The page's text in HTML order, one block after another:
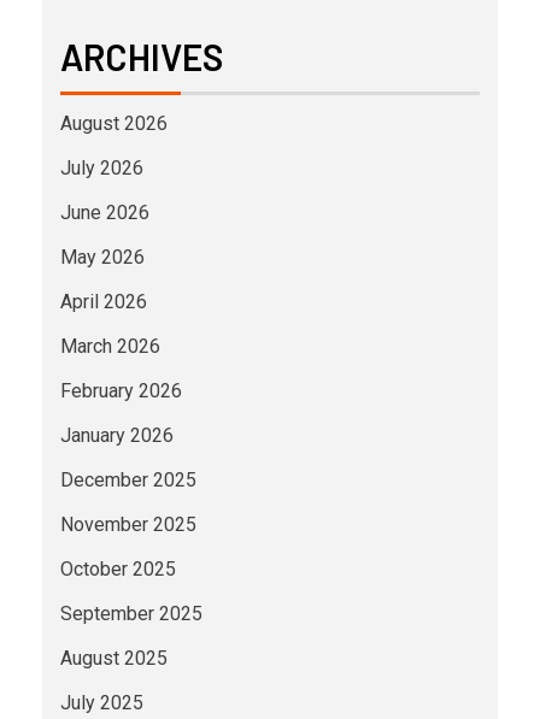
ARCHIVES
August 2026
July 2026
June 2026
May 2026
April 2026
March 2026
February 2026
January 2026
December 2025
November 2025
October 2025
September 2025
August 2025
July 2025